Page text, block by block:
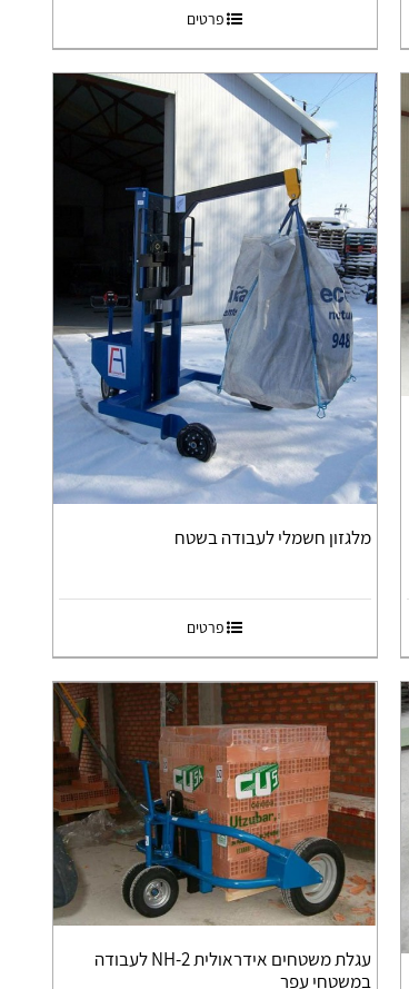
פרטים
מלגזון חשמלי לעבודה בשטח
פרטים
עגלת משטחים אידראולית NH-2 לעבודה
במשטחי עפר